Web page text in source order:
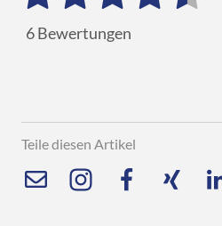
6Bewertungen
Teile diesen Artikel